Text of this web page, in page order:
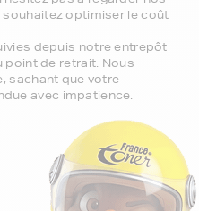
optimiser le coût
depuis notre entrepôt
point de retrait. Nous
sachant que votre
avec impatience.